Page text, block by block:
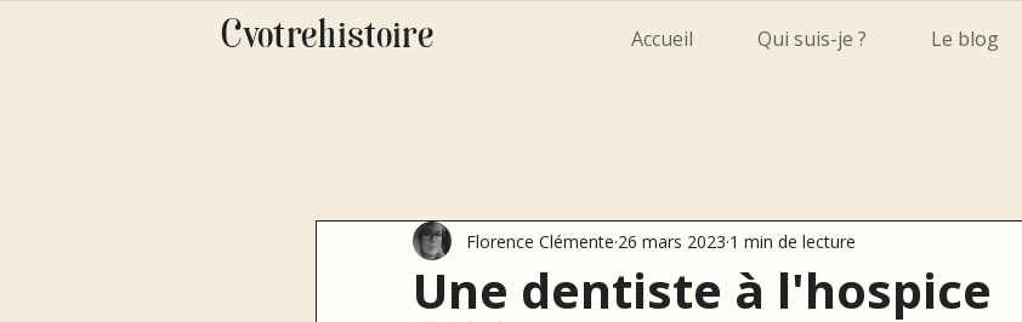
Cvotrehistoire Accueil Qui suis-je ? Le blog
Une dentiste à l'hospice
Florence Clémente 26 mars 2023 1 min de lecture